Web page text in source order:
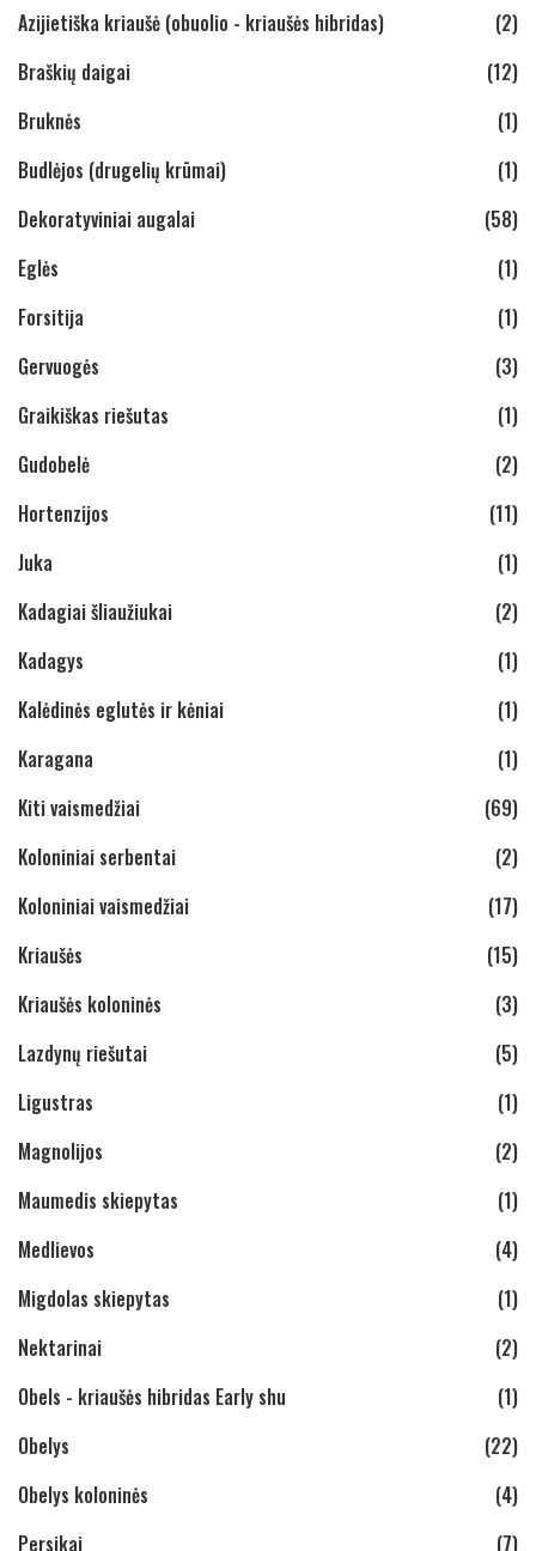
Azijietiška kriaušė (obuolio - kriaušės hibridas)
(2)
Braškių daigai
(12)
Bruknės
(1)
Budlėjos (drugelių krūmai)
(1)
Dekoratyviniai augalai
(58)
Eglės
(1)
Forsitija
(1)
Gervuogės
(3)
Graikiškas riešutas
(1)
Gudobelė
(2)
Hortenzijos
(11)
Juka
(1)
Kadagiai šliaužiukai
(2)
Kadagys
(1)
Kalėdinės eglutės ir kėniai
(1)
Karagana
(1)
Kiti vaismedžiai
(69)
Koloniniai serbentai
(2)
Koloniniai vaismedžiai
(17)
Kriaušės
(15)
Kriaušės koloninės
(3)
Lazdynų riešutai
(5)
Ligustras
(1)
Magnolijos
(2)
Maumedis skiepytas
(1)
Medlievos
(4)
Migdolas skiepytas
(1)
Nektarinai
(2)
Obels - kriaušės hibridas Early shu
(1)
Obelys
(22)
Obelys koloninės
(4)
Persikai
(7)